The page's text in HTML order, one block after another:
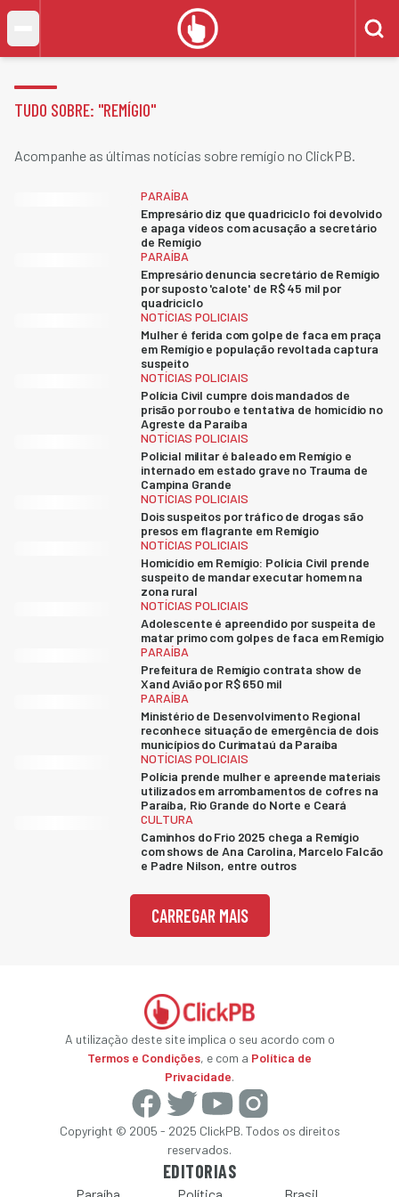
TUDO SOBRE: "REMÍGIO"
Acompanhe as últimas notícias sobre remígio no ClickPB.
PARAÍBA
Empresário diz que quadriciclo foi devolvido
e apaga vídeos com acusação a secretário
de Remígio
PARAÍBA
Empresário denuncia secretário de Remígio
por suposto 'calote' de R$ 45 mil por
quadriciclo
NOTÍCIAS POLICIAIS
Mulher é ferida com golpe de faca em praça
em Remígio e população revoltada captura
suspeito
NOTÍCIAS POLICIAIS
Polícia Civil cumpre dois mandados de
prisão por roubo e tentativa de homicídio no
Agreste da Paraíba
NOTÍCIAS POLICIAIS
Policial militar é baleado em Remígio e
internado em estado grave no Trauma de
Campina Grande
NOTÍCIAS POLICIAIS
Dois suspeitos por tráfico de drogas são
presos em flagrante em Remígio
NOTÍCIAS POLICIAIS
Homicídio em Remígio: Polícia Civil prende
suspeito de mandar executar homem na
zona rural
NOTÍCIAS POLICIAIS
Adolescente é apreendido por suspeita de
matar primo com golpes de faca em Remígio
PARAÍBA
Prefeitura de Remígio contrata show de
Xand Avião por R$ 650 mil
PARAÍBA
Ministério de Desenvolvimento Regional
reconhece situação de emergência de dois
municípios do Curimataú da Paraíba
NOTÍCIAS POLICIAIS
Polícia prende mulher e apreende materiais
utilizados em arrombamentos de cofres na
Paraíba, Rio Grande do Norte e Ceará
CULTURA
Caminhos do Frio 2025 chega a Remígio
com shows de Ana Carolina, Marcelo Falcão
e Padre Nilson, entre outros
CARREGAR MAIS
A utilização deste site implica o seu acordo com o
Termos e Condições, e com a Política de
Privacidade.
Copyright © 2005 - 2025 ClickPB. Todos os direitos
reservados.
EDITORIAS